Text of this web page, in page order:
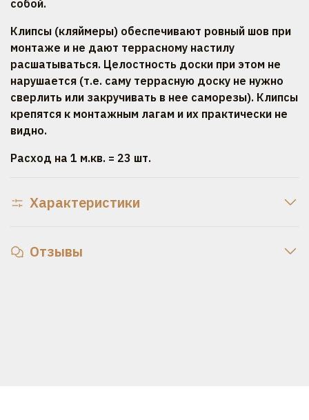
собой.
Клипсы (кляймеры) обеспечивают ровный шов при
монтаже и не дают террасному настилу
расшатываться. Целостность доски при этом не
нарушается (т.е. саму террасную доску не нужно
сверлить или закручивать в нее саморезы). Клипсы
крепятся к монтажным лагам и их практически не
видно.
Расход на 1 м.кв. = 23 шт.
Характеристики
Отзывы